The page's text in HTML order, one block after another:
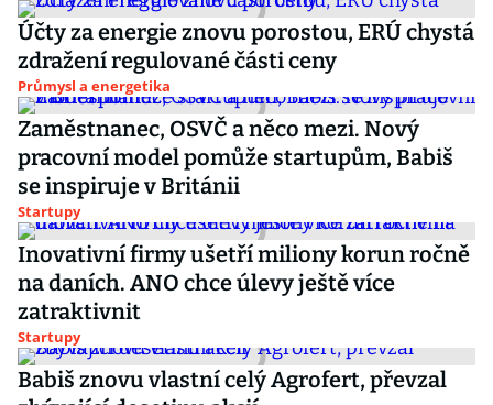
Účty za energie znovu porostou, ERÚ chystá
zdražení regulované části ceny
Průmysl a energetika
Zaměstnanec, OSVČ a něco mezi. Nový
pracovní model pomůže startupům, Babiš
se inspiruje v Británii
Startupy
Inovativní firmy ušetří miliony korun ročně
na daních. ANO chce úlevy ještě více
zatraktivnit
Startupy
Babiš znovu vlastní celý Agrofert, převzal